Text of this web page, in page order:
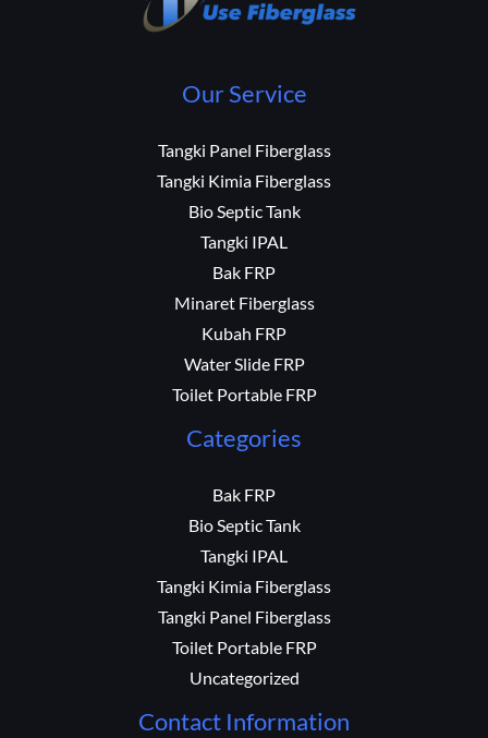
Our Service
Tangki Panel Fiberglass
Tangki Kimia Fiberglass
Bio Septic Tank
Tangki IPAL
Bak FRP
Minaret Fiberglass
Kubah FRP
Water Slide FRP
Toilet Portable FRP
Categories
Bak FRP
Bio Septic Tank
Tangki IPAL
Tangki Kimia Fiberglass
Tangki Panel Fiberglass
Toilet Portable FRP
Uncategorized
Contact Information